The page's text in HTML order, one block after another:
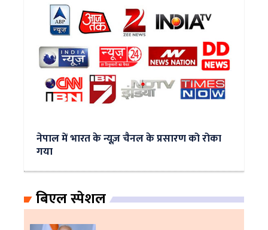
नेपाल में भारत के न्यूज़ चैनल के प्रसारण को रोका
गया
बिएल स्पेशल